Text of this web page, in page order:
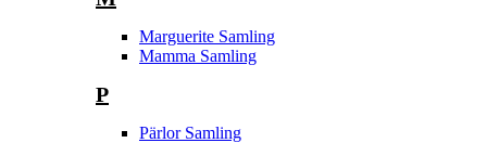
Marguerite Samling
Mamma Samling
P
Pärlor Samling